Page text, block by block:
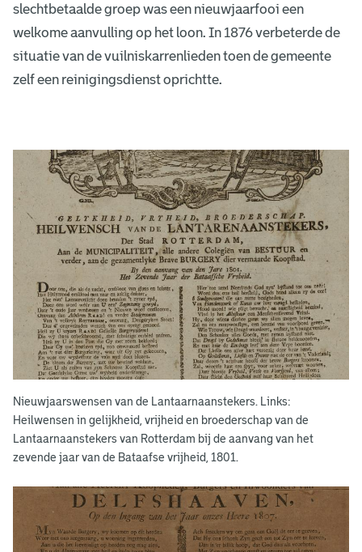
slechtbetaalde groep was een nieuwjaarfooi een
welkome aanvulling op het loon. In 1876 verbeterde de
situatie van de vuilniskarrenlieden toen de gemeente
zelf een reinigingsdienst oprichtte.
D
e
b
e
w
e
n
s
e
n
Nieuwjaarswensen van de Lantaarnaanstekers. Links:
Heilwensen in gelijkheid, vrijheid en broederschap van de
Lantaarnaanstekers van Rotterdam bij de aanvang van het
zevende jaar van de Bataafse vrijheid, 1801.